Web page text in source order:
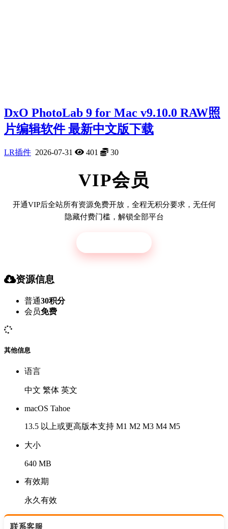
DxO PhotoLab 9 for Mac v9.10.0 RAW照
片编辑软件 最新中文版下载
LR插件 2026-07-31 401 30
VIP会员
开通VIP后全站所有资源免费开放，全程无积分要求，无任何
隐藏付费门槛，解锁全部平台
资源信息
普通30积分
会员免费
其他信息
语言
中文 繁体 英文
macOS Tahoe
13.5 以上或更高版本支持 M1 M2 M3 M4 M5
大小
640 MB
有效期
永久有效
联系客服